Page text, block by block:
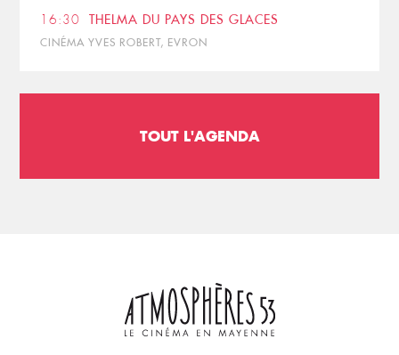
16:30 THELMA DU PAYS DES GLACES
CINÉMA YVES ROBERT, EVRON
TOUT L'AGENDA